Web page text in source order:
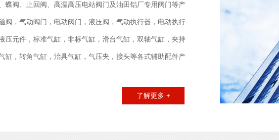
蝶阀、止回阀、高温高压电站阀门及油田铝厂专用阀门等产
阀，气动阀门，电动阀门，液压阀，气动执行器，电动执行
压元件，标准气缸，非标气缸，滑台气缸，双轴气缸，夹持
缸，转角气缸，治具气缸，气压夹，接头等各式辅助配件产
数616人，其中高、中级工程技术人员80余人，公司阀门均
了解更多 +